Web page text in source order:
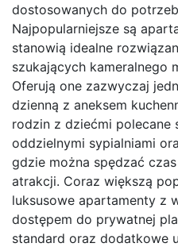
dostosowanych do
Najpopularniejsze są
stanowią idealne
szukających kameralnego
Oferują one zazwyczaj
dzienną z aneksem
rodzin z dziećmi polecane
oddzielnymi sypialniami
gdzie można spędzać
atrakcji. Coraz większą
luksusowe apartamenty z
dostępem do prywatnej
standard oraz dodatkowe